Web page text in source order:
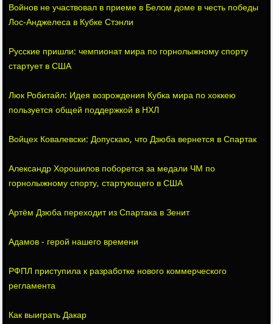
Войнов не участвовал в приеме в Белом доме в честь победы
Лос-Анджелеса в Кубке Стэнли
Русские пришли: чемпионат мира по горнолыжному спорту
стартует в США
Люк Робитайл: Идея возрождения Кубка мира по хоккею
пользуется общей поддержкой в НХЛ
Войцех Ковалевски: Допускаю, что Дзюба вернется в Спартак
Александр Хорошилов поборется за медали ЧМ по
горнолыжному спорту, стартующего в США
Артём Дзюба переходит из Спартака в Зенит
Адамов - герой нашего времени
РФПЛ приступила к разработке нового коммерческого
регламента
Как выиграть Дакар